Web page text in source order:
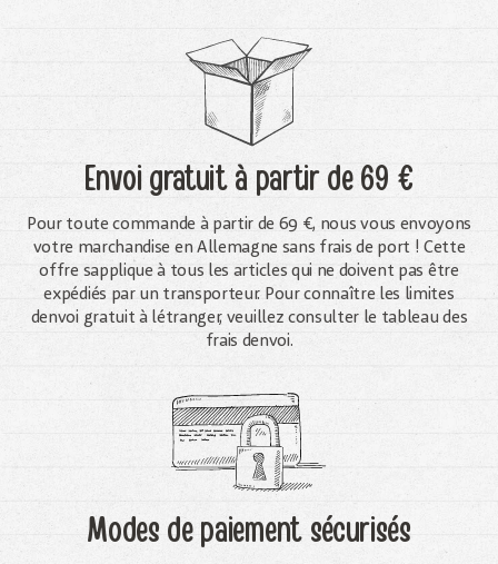
Envoi gratuità partir de 69 €
Pour toute commande à partir de 69 €, nous vous envoyons
votre marchandise en Allemagne sans frais de port ! Cette
offre sapplique à tous les articles qui ne doivent pas être
expédiés par un transporteur. Pour connaître les limites
denvoi gratuit à létranger, veuillez consulter le tableau des
frais denvoi.
Modes de paiement sécurisés